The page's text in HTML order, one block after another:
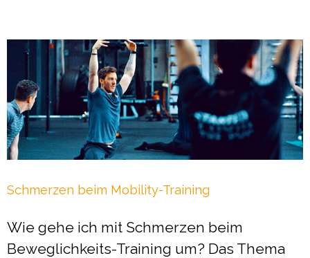
Schmerzen beim Mobility-Training
Wie gehe ich mit Schmerzen beim
Beweglichkeits-Training um? Das Thema